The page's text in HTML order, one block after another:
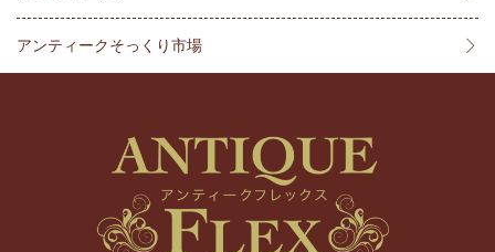
アンティークそっくり市場